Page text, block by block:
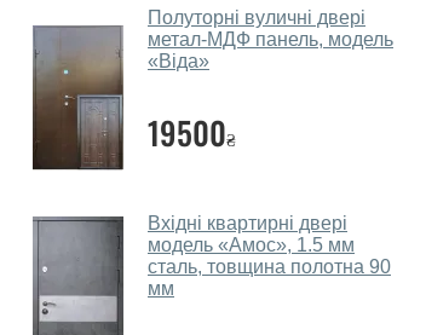
Полуторні вуличні двері
метал-МДФ панель, модель
«Віда»
19500₴
Вхідні квартирні двері
модель «Амос», 1.5 мм
сталь, товщина полотна 90
мм